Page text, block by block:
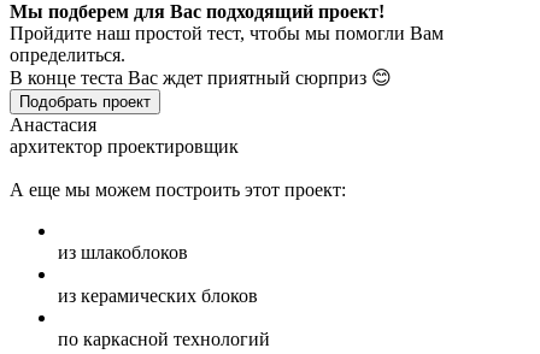
Мы подберем для Вас подходящий проект!
Пройдите наш простой тест, чтобы мы помогли Вам
определиться.
В конце теста Вас ждет приятный сюрприз 😊
Подобрать проект
Анастасия
архитектор проектировщик
А еще мы можем построить этот проект:
из шлакоблоков
из керамических блоков
по каркасной технологий